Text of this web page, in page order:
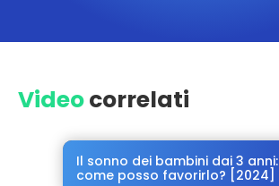
Videocorrelati
Il sonno dei bambini dai 3 anni:
come posso favorirlo? [2024]